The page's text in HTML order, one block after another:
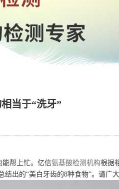
当于“洗牙”
能帮上忙。亿信氨基酸检测机构根据
出的“美白牙齿的8种食物”。请广大